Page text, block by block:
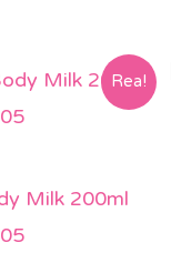
Rea!
Milk 200ml
Det
nuvarande
priset